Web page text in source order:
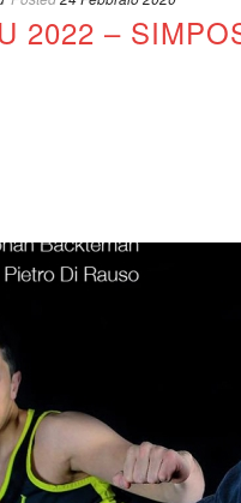
2022 –